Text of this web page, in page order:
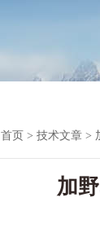
首页 > 技术文章 >
加